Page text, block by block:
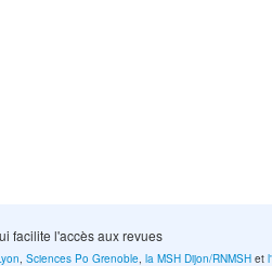
facilite l'accès aux revues
,Sciences Po Grenoble,la MSH Dijon/RNMSH et